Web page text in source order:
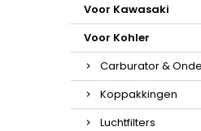
Voor Kawasaki
Voor Kohler
Carburator &
Koppakkingen
Luchtfilters